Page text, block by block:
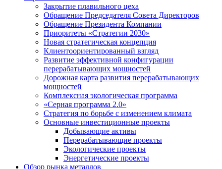
Закрытие плавильного цеха
Обращение Председателя Совета Директоров
Обращение Президента Компании
Приоритеты «Стратегии 2030»
Новая стратегическая концепция
Клиентоориентированный взгляд
Развитие эффективной конфигурации
перерабатывающих мощностей
Дорожная карта развития перерабатывающих
мощностей
Комплексная экологическая программа
«Серная программа 2.0»
Стратегия по борьбе с изменением климата
Основные инвестиционные проекты
Добывающие активы
Перерабатывающие проекты
Экологические проекты
Энергетические проекты
Обзор рынка металлов